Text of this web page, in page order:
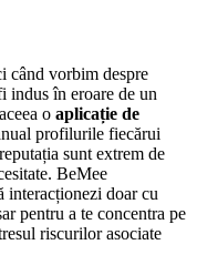
când vorbim despre
indus în eroare de un
o aplicație de
profilurile fiecărui
sunt extrem de
BeMee
interacționezi doar cu
pentru a te concentra pe
riscurilor asociate